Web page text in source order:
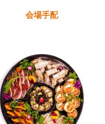
会場手配